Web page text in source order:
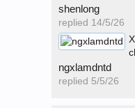
shenlong
replied 14/5/26
ngxlamdntd
replied 5/5/26